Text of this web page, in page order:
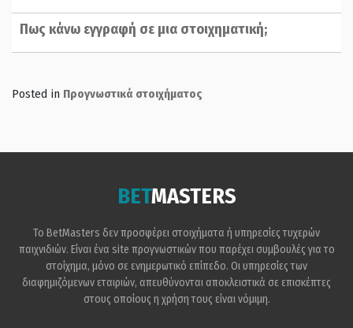
Πως κάνω εγγραφή σε μια στοιχηματική;
Posted in Προγνωστικά στοιχήματος
BETMASTERS
Το BetMasters δεν προσφέρει στοιχήματα ή υπηρεσίες τυχερών
παιχνιδιών. Είναι ένα site προγνωστικών που παρέχει συμβουλές για το
στοίχημα, μόνο σε ενημερωτικό επίπεδο. Οι υπηρεσίες των
διαφημιζόμενων εταιριών, απευθύνονται αποκλειστικά σε επισκέπτες
στους οποίους η χρήση τους είναι νόμιμη.